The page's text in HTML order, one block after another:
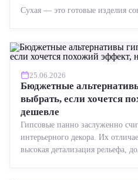
Сухая — это готовые изделия
25.06.2026
Бюджетные
выбрать, если хочется
дешевле
Гипсовые панно заслуженно
интерьерного декора. Их
высокая детализация рельефа,